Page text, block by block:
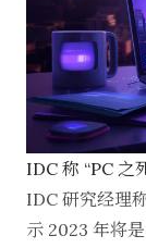
IDC 称 “PC 之
IDC 研究经理
示 2023 年将